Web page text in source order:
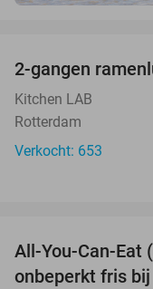
2-gangen
Kitchen LAB
Rotterdam
Verkocht: 653
All-You-Can-Eat
onbeperkt fris